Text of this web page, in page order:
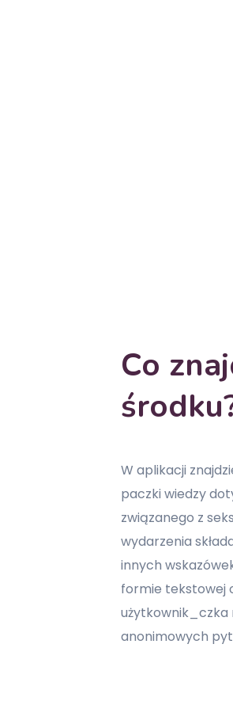
Co
W aplikacji
paczki wiedzy
związanego z
wydarzenia
innych
formie tekstowej
użytkownik_czka
anonimowych